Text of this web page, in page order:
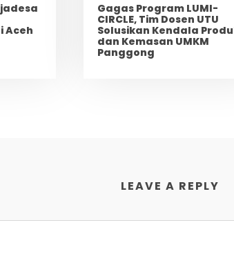
Aceh
Gagas Program LUMI-
CIRCLE, Tim Dosen UTU
Solusikan Kendala
dan Kemasan UMKM
Panggong
LEAVE A REPLY